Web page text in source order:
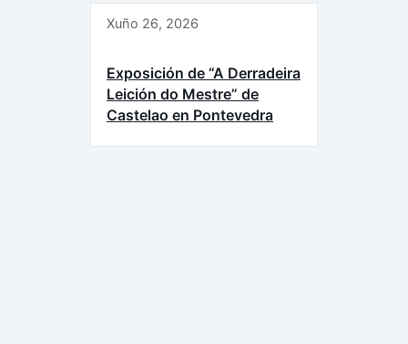
Xuño 26, 2026
Exposición de “A Derradeira
Leición do Mestre” de
Castelao en Pontevedra